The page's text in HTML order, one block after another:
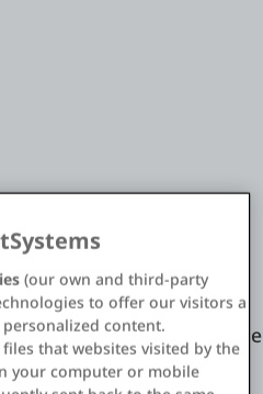
schnell, in hoher
die Zukunft
Live teil und erstellen Sie
App in weniger als 30
(our own and third-party
to offer our visitors a
content.
that websites visited by the
your computer or mobile